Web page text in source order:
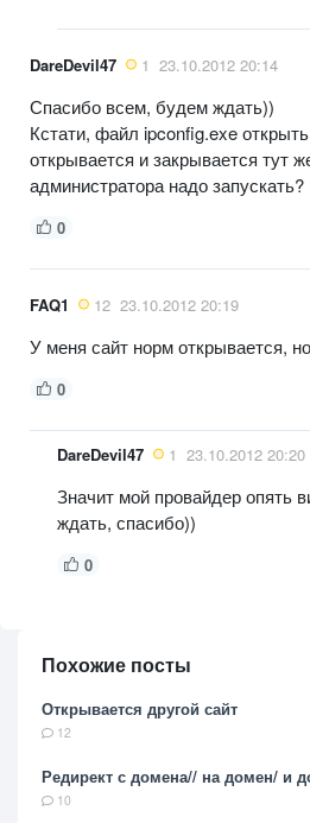
DareDevil47 1 23.10.2012 20:14
Спасибо всем, будем ждать))
Кстати, файл ipconfig.exe
открывается и закрывается тут
администратора надо запускать?
0
FAQ1 12 23.10.2012 20:19
У меня сайт норм открывается,
0
DareDevil47 1 23.10.2012 20:20
Значит мой провайдер опять
ждать, спасибо))
0
Похожие посты
Открывается другой сайт
12
Редирект с домена// на домен/ и
10